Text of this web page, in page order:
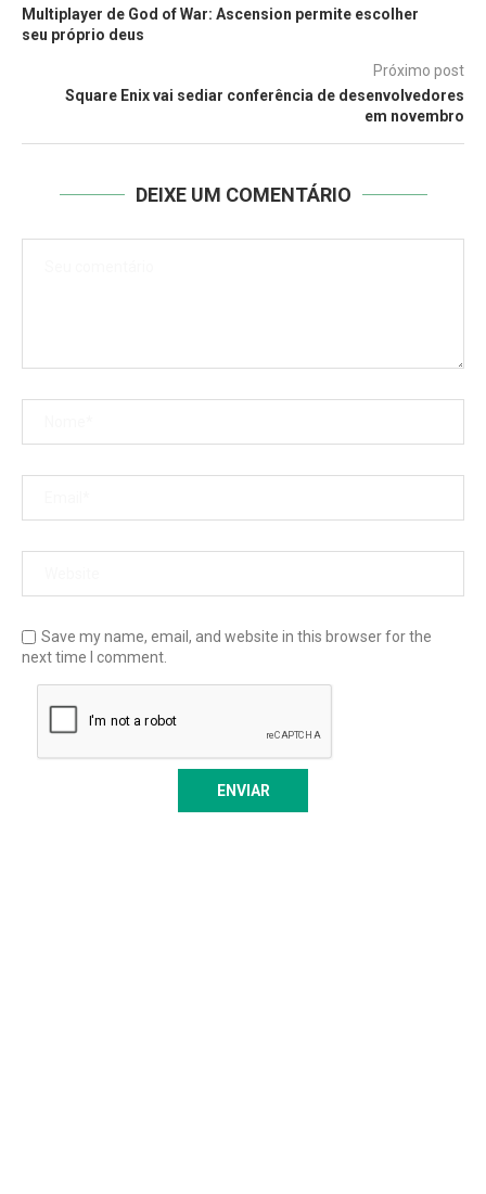
Multiplayer de God of War: Ascension permite escolher
seu próprio deus
Próximo post
Square Enix vai sediar conferência de desenvolvedores
em novembro
DEIXE UM COMENTÁRIO
Save my name, email, and website in this browser for the
next time I comment.